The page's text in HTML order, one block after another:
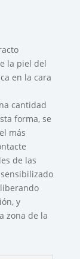
la piel del
en la cara
cantidad
forma, se
más
de las
y
zona de la